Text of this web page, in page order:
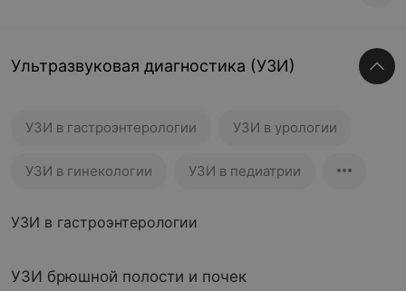
Ультразвуковая диагностика (УЗИ)
УЗИ в гастроэнтерологии УЗИ в урологии
УЗИ в гинекологии УЗИ в педиатрии
УЗИ в гастроэнтерологии
УЗИ брюшной полости и почек